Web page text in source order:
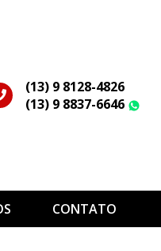
(13) 9 8128-4826
(13) 9 8837-6646
CONTATO